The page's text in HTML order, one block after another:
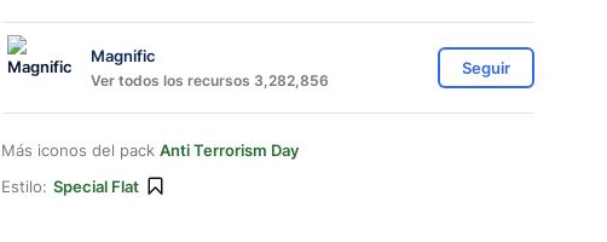
Magnific
Ver todos los recursos 3,282,856
Seguir
Más iconos del pack Anti Terrorism Day
Estilo: Special Flat